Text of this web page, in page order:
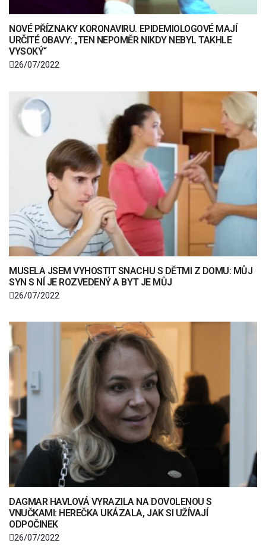
NOVÉ PŘÍZNAKY KORONAVIRU. EPIDEMIOLOGOVÉ MAJÍ
URČITÉ OBAVY: „TEN NEPOMĚR NIKDY NEBYL TAKHLE
VYSOKÝ“
26/07/2022
MUSELA JSEM VYHOSTIT SNACHU S DĚTMI Z DOMU: MŮJ
SYN S NÍ JE ROZVEDENÝ A BYT JE MŮJ
26/07/2022
DAGMAR HAVLOVÁ VYRAZILA NA DOVOLENOU S
VNUČKAMI: HEREČKA UKÁZALA, JAK SI UŽÍVAJÍ
ODPOČINEK
26/07/2022